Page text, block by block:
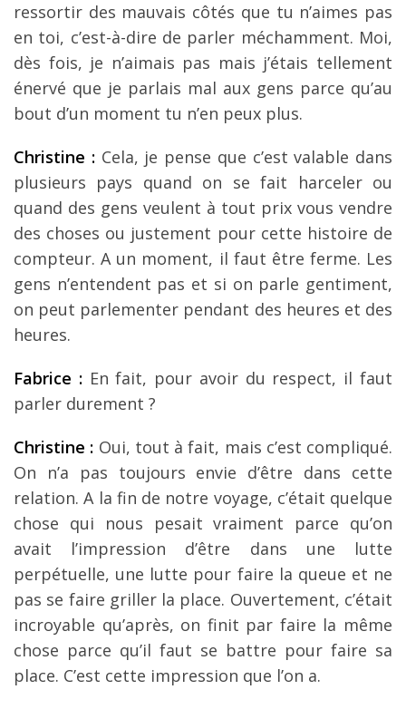
ressortir des mauvais côtés que tu n’aimes pas
en toi, c’est-à-dire de parler méchamment. Moi,
dès fois, je n’aimais pas mais j’étais tellement
énervé que je parlais mal aux gens parce qu’au
bout d’un moment tu n’en peux plus.
Christine :Cela, je pense que c’est valable dans
plusieurs pays quand on se fait harceler ou
quand des gens veulent à tout prix vous vendre
des choses ou justement pour cette histoire de
compteur. A un moment, il faut être ferme. Les
gens n’entendent pas et si on parle gentiment,
on peut parlementer pendant des heures et des
heures.
Fabrice :En fait, pour avoir du respect, il faut
parler durement ?
Christine : Oui, tout à fait, mais c’est compliqué.
On n’a pas toujours envie d’être dans cette
relation. A la fin de notre voyage, c’était quelque
chose qui nous pesait vraiment parce qu’on
avait l’impression d’être dans une lutte
perpétuelle, une lutte pour faire la queue et ne
pas se faire griller la place. Ouvertement, c’était
incroyable qu’après, on finit par faire la même
chose parce qu’il faut se battre pour faire sa
place. C’est cette impression que l’on a.